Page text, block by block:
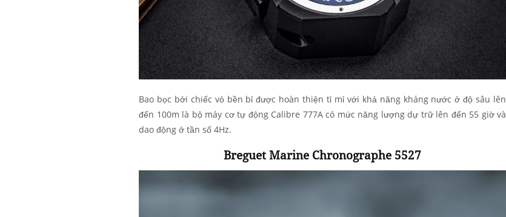
Bao bọc bởi chiếc vỏ bền bỉ được hoàn thiện tỉ mỉ với khả năng kháng nước ở độ sâu lên
đến 100m là bộ máy cơ tự động Calibre 777A có mức năng lượng dự trữ lên đến 55 giờ và
dao động ở tần số 4Hz.
Breguet Marine Chronographe 5527